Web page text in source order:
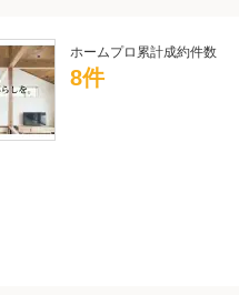
ホームプロ累計成約件数
8件